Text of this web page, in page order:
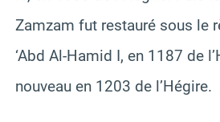
Zamzam fut restauré sous le
‘Abd Al-Hamid I, en 1187 de
nouveau en 1203 de l’Hégire.